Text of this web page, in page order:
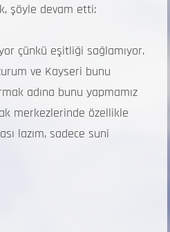
şöyle devam etti:
çünkü eşitliği sağlamıyor.
ve Kayseri bunu
adına bunu yapmamız
merkezlerinde özellikle
lazım, sadece suni